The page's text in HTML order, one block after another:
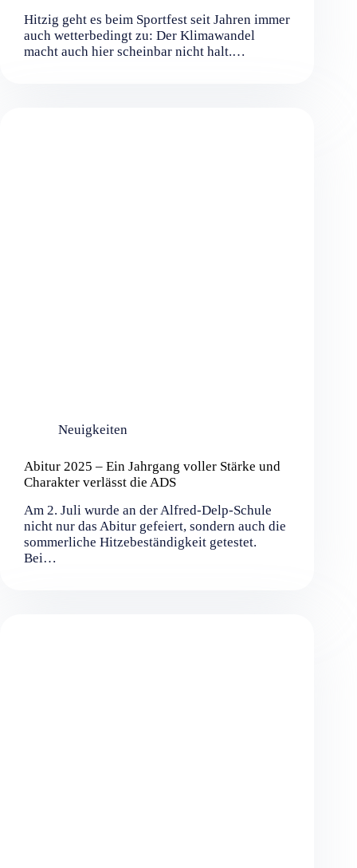
Hitzig geht es beim Sportfest seit Jahren immer
auch wetterbedingt zu: Der Klimawandel
macht auch hier scheinbar nicht halt.…
Neuigkeiten
Abitur 2025 – Ein Jahrgang voller Stärke und
Charakter verlässt die ADS
Am 2. Juli wurde an der Alfred-Delp-Schule
nicht nur das Abitur gefeiert, sondern auch die
sommerliche Hitzebeständigkeit getestet.
Bei…